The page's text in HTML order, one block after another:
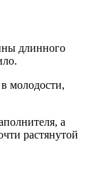
длинного
а
растянутой